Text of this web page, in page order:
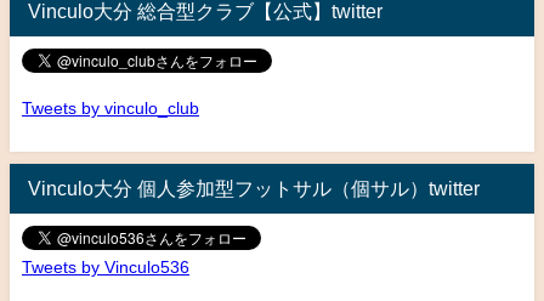
Vinculo大分 総合型クラブ【公式】twitter
Tweets by vinculo_club
Vinculo大分 個人参加型フットサル（個サル）twitter
Tweets by Vinculo536